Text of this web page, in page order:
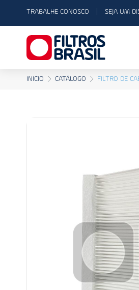
TRABALHE CONOSCO SEJA UM
INICIO CATÁLOGO FILTRO DE